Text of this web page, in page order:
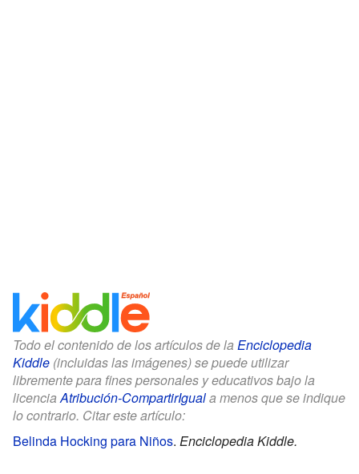
Todo el contenido de los artículos de la Enciclopedia
Kiddle (incluidas las imágenes) se puede utilizar
libremente para fines personales y educativos bajo la
licenciaAtribución-CompartirIguala menos que se indique
lo contrario. Citar este artículo:
Belinda Hocking para Niños. Enciclopedia Kiddle.